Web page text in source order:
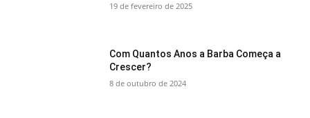
19 de fevereiro de 2025
Com Quantos Anos a Barba Começa a
Crescer?
8 de outubro de 2024